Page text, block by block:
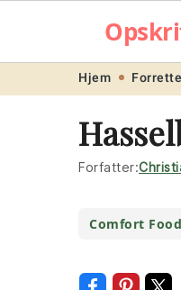
navigation
content
Hjem
Forfatter:
Comfort